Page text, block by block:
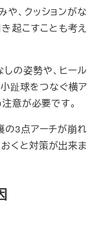
、クッションがな
起こすことも考え
の姿勢や、ヒール
趾球をつなぐ横ア
意が必要です。
の3点アーチが崩れ
くと対策が出来ま